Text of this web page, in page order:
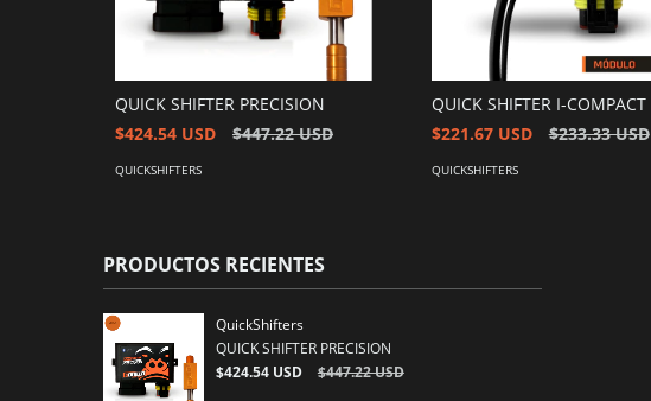
QUICK SHIFTER PRECISION
$424.54 USD
$447.22 USD
QUICKSHIFTERS
QUICK SHIFTER I-COMPACT
$221.67 USD
$233.33 USD
QUICKSHIFTERS
PRODUCTOS RECIENTES
QuickShifters
QUICK SHIFTER PRECISION
$424.54 USD
$447.22 USD